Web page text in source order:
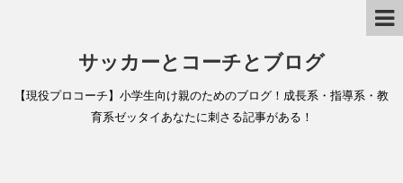
サッカーとコーチとブログ
【現役プロコーチ】小学生向け親のためのブログ！成長系・指導系・教
育系ゼッタイあなたに刺さる記事がある！